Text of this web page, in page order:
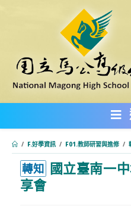
內
/ F.好學資訊 / F01.教師研習與進修 /
轉知 國立臺南一
享會